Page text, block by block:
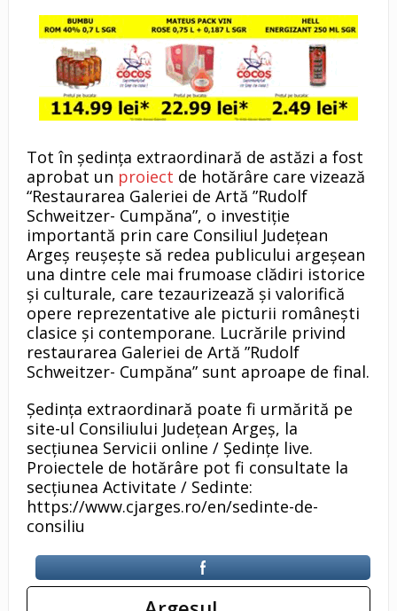
Tot în ședința extraordinară de astăzi a fost
aprobat un proiect de hotărâre care vizează
“Restaurarea Galeriei de Artă ”Rudolf
Schweitzer- Cumpăna”, o investiție
importantă prin care Consiliul Județean
Argeș reușește să redea publicului argeșean
una dintre cele mai frumoase clădiri istorice
și culturale, care tezaurizează și valorifică
opere reprezentative ale picturii românești
clasice și contemporane. Lucrările privind
restaurarea Galeriei de Artă ”Rudolf
Schweitzer- Cumpăna” sunt aproape de final.
Ședința extraordinară poate fi urmărită pe
site-ul Consiliului Județean Argeș, la
secțiunea Servicii online / Ședințe live.
Proiectele de hotărâre pot fi consultate la
secțiunea Activitate / Sedinte:
https://www.cjarges.ro/en/sedinte-de-
consiliu